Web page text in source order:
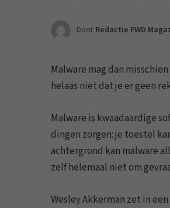
Door Redactie FWD
Malware mag dan
helaas niet dat je er geen
Malware is kwaadaardige
dingen zorgen: je toestel
achtergrond kan malware
zelf helemaal niet om
Wesley Akkerman zet in